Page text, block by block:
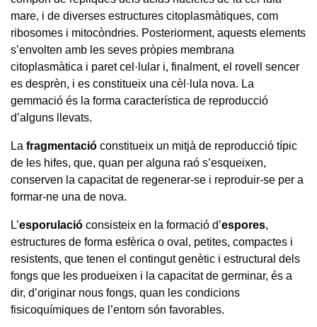
mare, i de diverses estructures citoplasmàtiques, com
ribosomes i mitocòndries. Posteriorment, aquests elements
s’envolten amb les seves pròpies membrana
citoplasmàtica i paret cel·lular i, finalment, el rovell sencer
es desprèn, i es constitueix una cèl·lula nova. La
gemmació és la forma característica de reproducció
d’alguns llevats.
La fragmentació constitueix un mitjà de reproducció típic
de les hifes, que, quan per alguna raó s’esqueixen,
conserven la capacitat de regenerar-se i reproduir-se per a
formar-ne una de nova.
L’esporulació consisteix en la formació d’espores,
estructures de forma esfèrica o oval, petites, compactes i
resistents, que tenen el contingut genètic i estructural dels
fongs que les produeixen i la capacitat de germinar, és a
dir, d’originar nous fongs, quan les condicions
fisicoquímiques de l’entorn són favorables.